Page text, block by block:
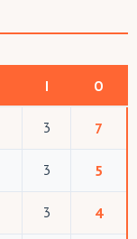
І О
3 7
3 5
3 4